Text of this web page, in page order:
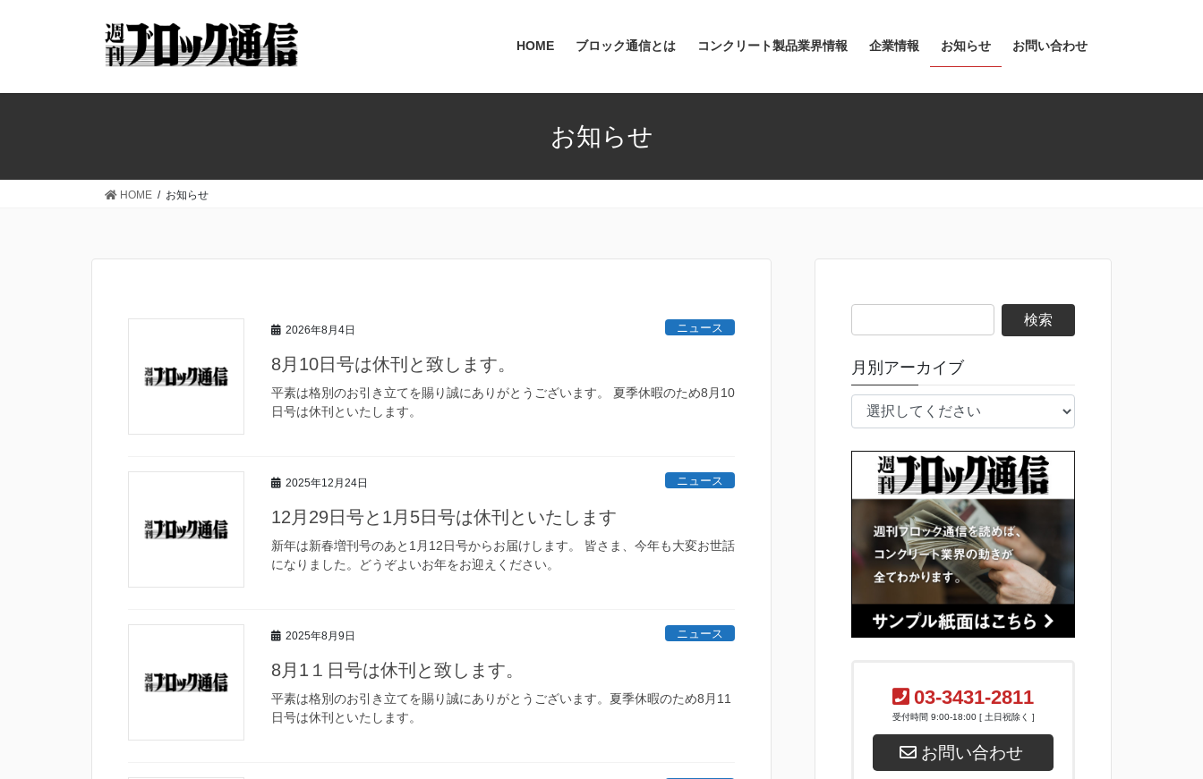
ツ
ッ
シ
移
HOME ブロック通信とは コンクリート製品業界情報 企業情報 お知らせ お問い合わせ
お知らせ
HOME お知らせ
2026年8月4日 ニュース
8月10日号は休刊と致します。
平素は格別のお引き立てを賜り誠にありがとうございます。 夏季休暇のため8月10
日号は休刊といたします。
2025年12月24日 ニュース
12月29日号と1月5日号は休刊といたします
新年は新春増刊号のあと1月12日号からお届けします。 皆さま、今年も大変お世話
になりました。どうぞよいお年をお迎えください。
2025年8月9日 ニュース
8月1１日号は休刊と致します。
平素は格別のお引き立てを賜り誠にありがとうございます。夏季休暇のため8月11
日号は休刊といたします。
索:
月別アーカイブ
03-3431-2811
受付時間 9:00-18:00 [ 土日祝除く ]
お問い合わせ